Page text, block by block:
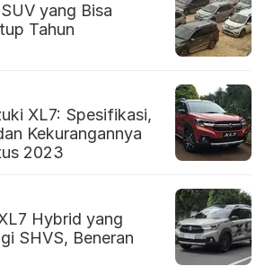
yang Bisa
Tahun
XL7: Spesifikasi,
Kekurangannya
2023
Hybrid yang
SHVS, Beneran